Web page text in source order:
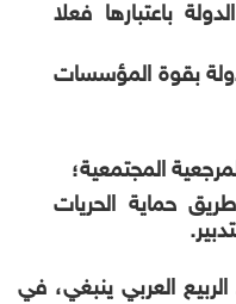
باعتبارها فعلا
بقوة المؤسسات
المجتمعية؛
حماية الحريات
العربي ينبغي، في